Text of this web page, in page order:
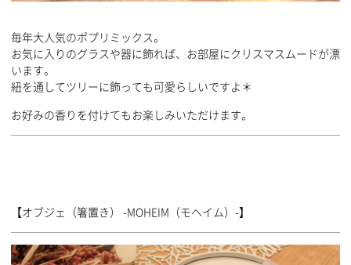
毎年大人気のポプリミックス。
お気に入りのグラスや器に飾れば、お部屋にクリスマスムードが漂
います。
紐を通してツリーに飾っても可愛らしいですよ＊
お好みの香りを付けてもお楽しみいただけます。
【オブジェ（箸置き） -MOHEIM（モヘイム）-】